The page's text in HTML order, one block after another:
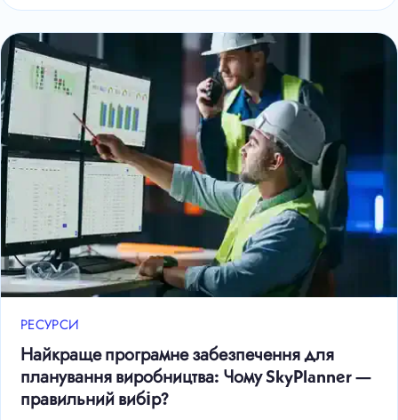
РЕСУРСИ
Найкраще програмне забезпечення для
планування виробництва: Чому SkyPlanner —
правильний вибір?